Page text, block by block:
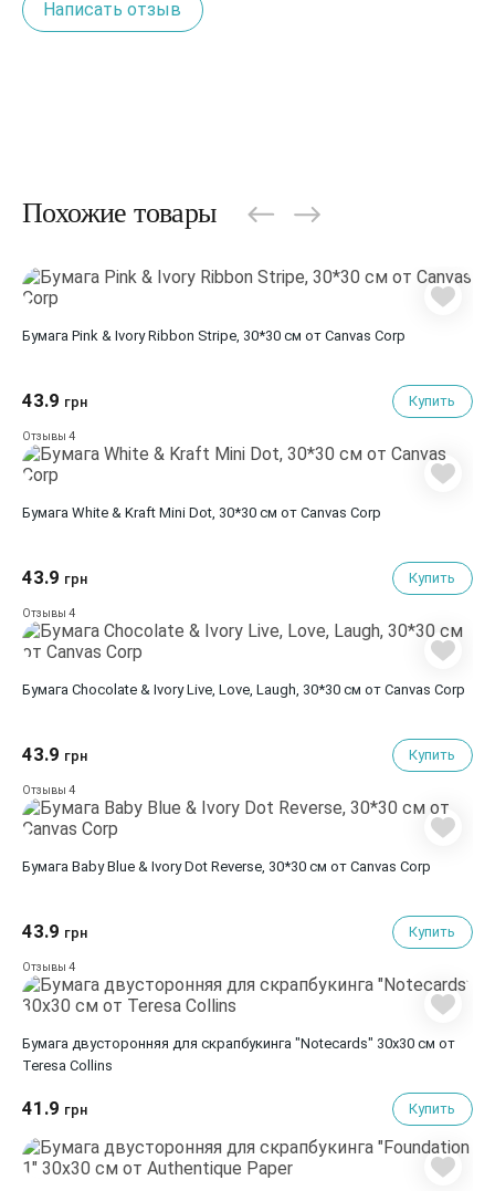
Написать отзыв
Похожие товары
Бумага Pink & Ivory Ribbon Stripe, 30*30 см от Canvas Corp
43.9 грн Купить
Отзывы 4
Бумага White & Kraft Mini Dot, 30*30 см от Canvas Corp
43.9 грн Купить
Отзывы 4
Бумага Chocolate & Ivory Live, Love, Laugh, 30*30 см от Canvas Corp
43.9 грн Купить
Отзывы 4
Бумага Baby Blue & Ivory Dot Reverse, 30*30 см от Canvas Corp
43.9 грн Купить
Отзывы 4
Бумага двусторонняя для скрапбукинга "Notecards" 30х30 см от
Teresa Collins
41.9 грн Купить